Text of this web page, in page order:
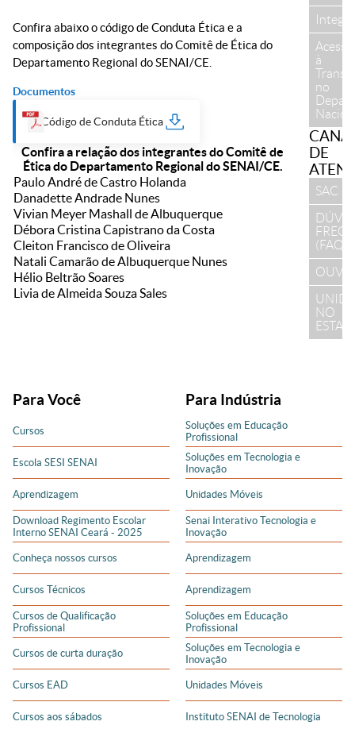
Confira abaixo o código de Conduta Ética e a
composição dos integrantes do Comitê de Ética do
Departamento Regional do SENAI/CE.
Documentos
Código de Conduta Ética
Confira a relação dos integrantes do Comitê de
Ética do Departamento Regional do SENAI/CE.
Paulo André de Castro Holanda
Danadette Andrade Nunes
Vivian Meyer Mashall de Albuquerque
Débora Cristina Capistrano da Costa
Cleiton Francisco de Oliveira
Natali Camarão de Albuquerque Nunes
Hélio Beltrão Soares
Livia de Almeida Souza Sales
Acesso
à
no
DE
SAC
(FAQ)
NO
Para Você
Cursos
Escola SESI SENAI
Aprendizagem
Download Regimento Escolar
Interno SENAI Ceará - 2025
Conheça nossos cursos
Cursos Técnicos
Cursos de Qualificação
Profissional
Cursos de curta duração
Cursos EAD
Cursos aos sábados
Para Indústria
Soluções em Educação
Profissional
Soluções em Tecnologia e
Inovação
Unidades Móveis
Senai Interativo Tecnologia e
Inovação
Aprendizagem
Aprendizagem
Soluções em Educação
Profissional
Soluções em Tecnologia e
Inovação
Unidades Móveis
Instituto SENAI de Tecnologia